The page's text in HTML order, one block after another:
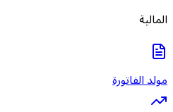
المالية
مولد الفاتورة